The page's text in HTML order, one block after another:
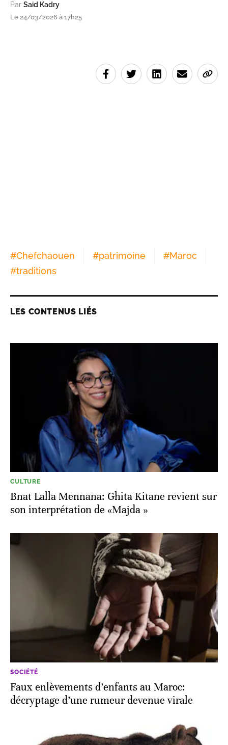
Par Said Kadry
Le 24/03/2026 à 17h25
#Chefchaouen #patrimoine #Maroc
#traditions
LES CONTENUS LIÉS
CULTURE
Bnat Lalla Mennana: Ghita Kitane revient sur
son interprétation de «Majda »
SOCIÉTÉ
Faux enlèvements d’enfants au Maroc:
décryptage d’une rumeur devenue virale